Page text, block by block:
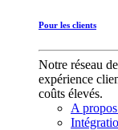
Pour les clients
Notre réseau
expérience
coûts élevés.
A